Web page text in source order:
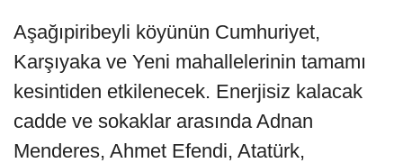
Aşağıpiribeyli köyünün Cumhuriyet,
Karşıyaka ve Yeni mahallelerinin tamamı
kesintiden etkilenecek. Enerjisiz kalacak
cadde ve sokaklar arasında Adnan
Menderes, Ahmet Efendi, Atatürk,